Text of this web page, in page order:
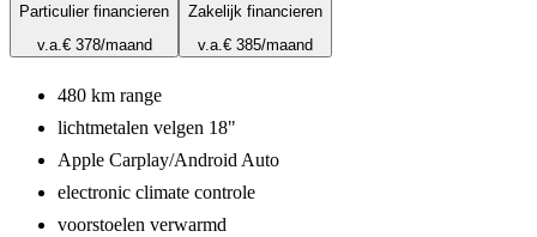
Particulier financieren
v.a.€ 378/maand
Zakelijk financieren
v.a.€ 385/maand
480 km range
lichtmetalen velgen 18"
Apple Carplay/Android Auto
electronic climate controle
voorstoelen verwarmd